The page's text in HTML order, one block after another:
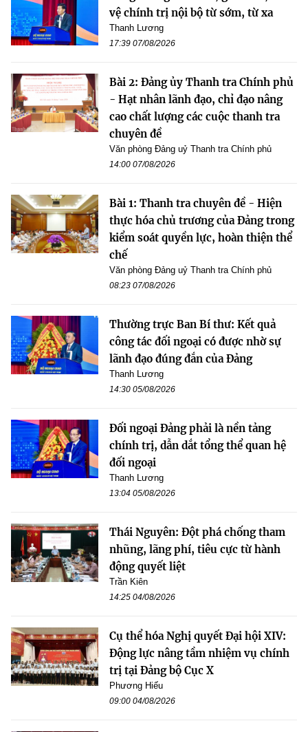
vệ chính trị nội bộ từ sớm, từ xa
Thanh Lương
17:39 07/08/2026
Bài 2: Đảng ủy Thanh tra Chính phủ
- Hạt nhân lãnh đạo, chỉ đạo nâng
cao chất lượng các cuộc thanh tra
chuyên đề
Văn phòng Đảng uỷ Thanh tra Chính phủ
14:00 07/08/2026
Bài 1: Thanh tra chuyên đề - Hiện
thực hóa chủ trương của Đảng trong
kiểm soát quyền lực, hoàn thiện thể
chế
Văn phòng Đảng uỷ Thanh tra Chính phủ
08:23 07/08/2026
Thường trực Ban Bí thư: Kết quả
công tác đối ngoại có được nhờ sự
lãnh đạo đúng đắn của Đảng
Thanh Lương
14:30 05/08/2026
Đối ngoại Đảng phải là nền tảng
chính trị, dẫn dắt tổng thể quan hệ
đối ngoại
Thanh Lương
13:04 05/08/2026
Thái Nguyên: Đột phá chống tham
nhũng, lãng phí, tiêu cực từ hành
động quyết liệt
Trần Kiên
14:25 04/08/2026
Cụ thể hóa Nghị quyết Đại hội XIV:
Động lực nâng tầm nhiệm vụ chính
trị tại Đảng bộ Cục X
Phương Hiếu
09:00 04/08/2026